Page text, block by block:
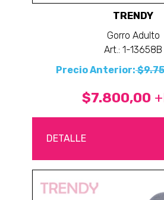
TRENDY
Gorro Adulto
Art.: 1-13658B
Precio Anterior:
$7.800,00
DETALLE